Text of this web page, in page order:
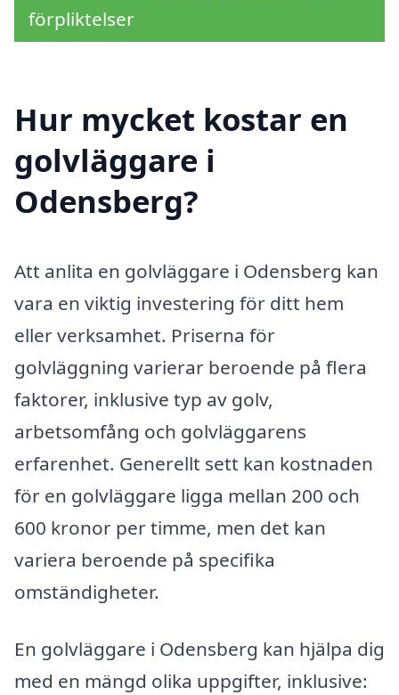
förpliktelser
Hur mycket kostar en
golvläggare i
Odensberg?
Att anlita en golvläggare i Odensberg kan
vara en viktig investering för ditt hem
eller verksamhet. Priserna för
golvläggning varierar beroende på flera
faktorer, inklusive typ av golv,
arbetsomfång och golvläggarens
erfarenhet. Generellt sett kan kostnaden
för en golvläggare ligga mellan 200 och
600 kronor per timme, men det kan
variera beroende på specifika
omständigheter.
En golvläggare i Odensberg kan hjälpa dig
med en mängd olika uppgifter, inklusive: